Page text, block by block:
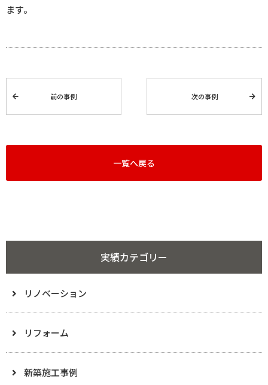
ます。
前の事例 次の事例
一覧へ戻る
実績カテゴリー
リノベーション
リフォーム
新築施工事例